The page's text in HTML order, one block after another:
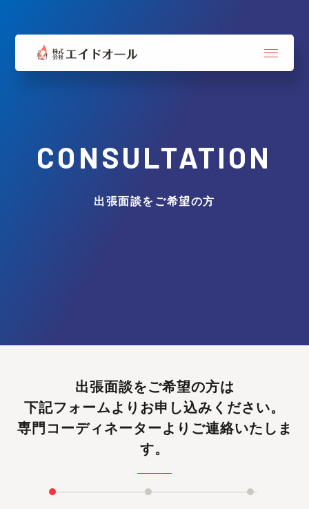
CONSULTATION
出張面談をご希望の方
出張面談をご希望の方は
下記フォームよりお申し込みください。
専門コーディネーターよりご連絡いたしま
す。